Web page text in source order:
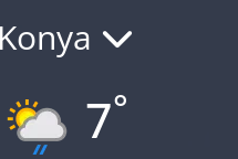
Konya
7°